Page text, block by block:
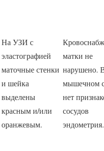
На УЗИ с
эластографией
маточные стенки
и шейка
выделены
красным и/или
оранжевым.
матки не
нарушено.
мышечном
нет
сосудов
эндометрия.